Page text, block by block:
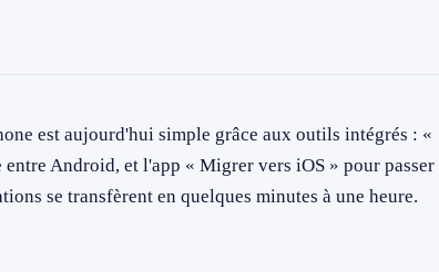
est aujourd'hui simple grâce aux outils intégrés : «
Android, et l'app « Migrer vers iOS » pour passer
se transfèrent en quelques minutes à une heure.